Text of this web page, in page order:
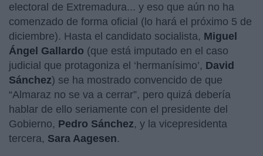
electoral de Extremadura... y eso que aún no ha
comenzado de forma oficial (lo hará el próximo 5 de
diciembre). Hasta el candidato socialista, Miguel
Ángel Gallardo (que está imputado en el caso
judicial que protagoniza el ‘hermanísimo’, David
Sánchez) se ha mostrado convencido de que
“Almaraz no se va a cerrar”, pero quizá debería
hablar de ello seriamente con el presidente del
Gobierno, Pedro Sánchez, y la vicepresidenta
tercera, Sara Aagesen.